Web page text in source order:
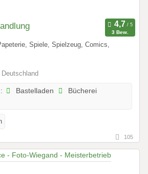
3 Bew.
Spiele, Spielzeug, Comics,
Bastelladen
Bücherei
105